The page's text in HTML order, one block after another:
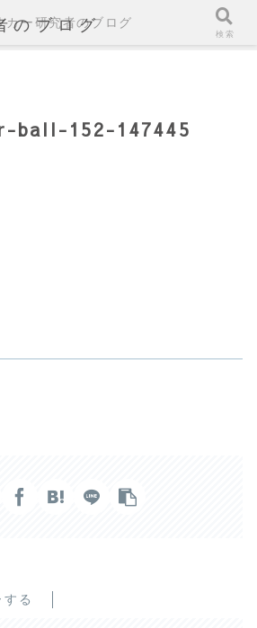
のブログ
ball-152-147445
る
カー研究者のブログ
検索